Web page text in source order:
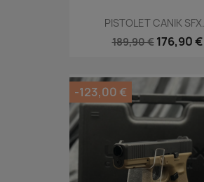
PISTOLET CANIK SFX...
189,90 € 176,90 €
-123,00 €